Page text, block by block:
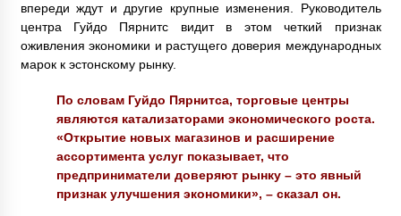
впереди ждут и другие крупные изменения. Руководитель
центра Гуйдо Пярнитс видит в этом четкий признак
оживления экономики и растущего доверия международных
марок к эстонскому рынку.
По словам Гуйдо Пярнитса, торговые центры
являются катализаторами экономического роста.
«Открытие новых магазинов и расширение
ассортимента услуг показывает, что
предприниматели доверяют рынку – это явный
признак улучшения экономики», – сказал он.